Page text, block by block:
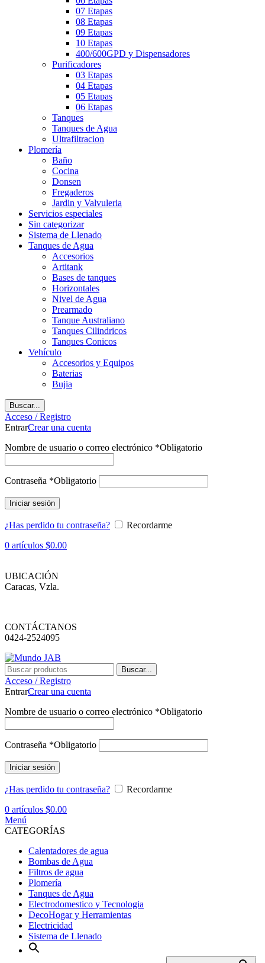
07 Etapas
08 Etapas
09 Etapas
10 Etapas
400/600GPD y Dispensadores
Purificadores
03 Etapas
04 Etapas
05 Etapas
06 Etapas
Tanques
Tanques de Agua
Ultrafiltracion
Plomería
Baño
Cocina
Donsen
Fregaderos
Jardin y Valvuleria
Servicios especiales
Sin categorizar
Sistema de Llenado
Tanques de Agua
Accesorios
Artitank
Bases de tanques
Horizontales
Nivel de Agua
Prearmado
Tanque Australiano
Tanques Cilindricos
Tanques Conicos
Vehículo
Accesorios y Equipos
Baterias
Bujia
Buscar...
Acceso / Registro
EntrarCrear una cuenta
Nombre de usuario o correo electrónico *Obligatorio
Contraseña *Obligatorio
Iniciar sesión
¿Has perdido tu contraseña?
Recordarme
0 artículos $0.00
UBICACIÓN
Caracas, Vzla.
CONTÁCTANOS
0424-2524095
Buscar...
Acceso / Registro
EntrarCrear una cuenta
Nombre de usuario o correo electrónico *Obligatorio
Contraseña *Obligatorio
Iniciar sesión
¿Has perdido tu contraseña?
Recordarme
0 artículos $0.00
Menú
CATEGORÍAS
Calentadores de agua
Bombas de Agua
Filtros de agua
Plomería
Tanques de Agua
Electrodomestico y Tecnologia
DecoHogar y Herramientas
Electricidad
Sistema de Llenado